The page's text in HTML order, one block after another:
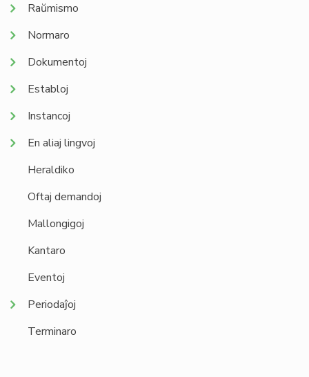
Raŭmismo
Normaro
Dokumentoj
Establoj
Instancoj
En aliaj lingvoj
Heraldiko
Oftaj demandoj
Mallongigoj
Kantaro
Eventoj
Periodaĵoj
Terminaro